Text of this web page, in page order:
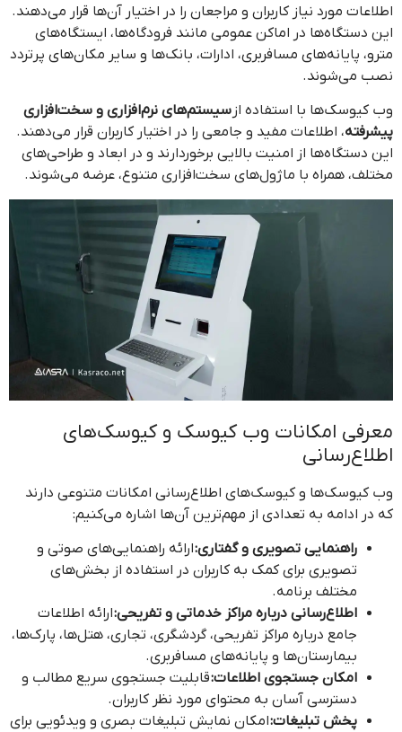
اطلاعات مورد نیاز کاربران و مراجعان را در اختیار آن‌ها قرار می‌دهند.
این دستگاه‌ها در اماکن عمومی مانند فرودگاه‌ها، ایستگاه‌های
مترو، پایانه‌های مسافربری، ادارات، بانک‌ها و سایر مکان‌های پرتردد
نصب می‌شوند.
وب کیوسک‌ها با استفاده از سیستم‌های نرم‌افزاری و سخت‌افزاری
پیشرفته، اطلاعات مفید و جامعی را در اختیار کاربران قرار می‌دهند.
این دستگاه‌ها از امنیت بالایی برخوردارند و در ابعاد و طراحی‌های
مختلف، همراه با ماژول‌های سخت‌افزاری متنوع، عرضه می‌شوند.
معرفی امکانات وب کیوسک و کیوسک‌های
اطلاع‌رسانی
وب کیوسک‌ها و کیوسک‌های اطلاع‌رسانی امکانات متنوعی دارند
که در ادامه به تعدادی از مهم‌ترین آن‌ها اشاره می‌کنیم:
راهنمایی تصویری و گفتاری:ارائه راهنمایی‌های صوتی و
تصویری برای کمک به کاربران در استفاده از بخش‌های
مختلف برنامه.
اطلاع‌رسانی درباره مراکز خدماتی و تفریحی:ارائه اطلاعات
جامع درباره مراکز تفریحی، گردشگری، تجاری، هتل‌ها، پارک‌ها،
بیمارستان‌ها و پایانه‌های مسافربری.
امکان جستجوی اطلاعات:قابلیت جستجوی سریع مطالب و
دسترسی آسان به محتوای مورد نظر کاربران.
پخش تبلیغات:امکان نمایش تبلیغات بصری و ویدئویی برای